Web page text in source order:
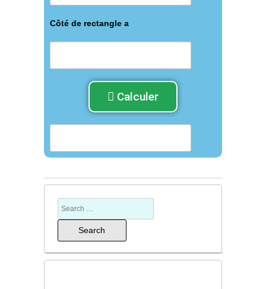
Côté de rectangle a
Calculer